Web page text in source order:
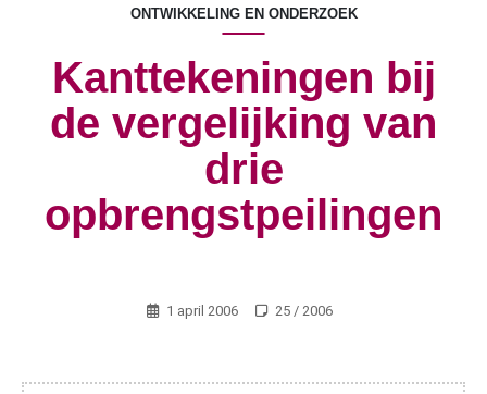
ONTWIKKELING EN ONDERZOEK
Kanttekeningen bij
de vergelijking van
drie
opbrengstpeilingen
1 april 2006 25 / 2006
Ontwikkeling
onderzoek
Praktijkonderzoek
Weten
Columns
en